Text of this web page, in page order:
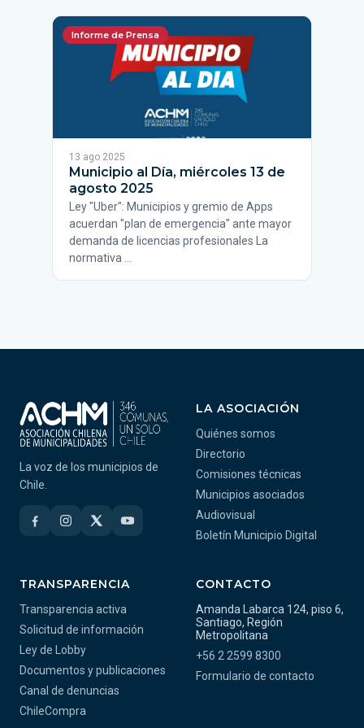
Informe de Prensa
13 ago 2025
Municipio al Día, miércoles 13 de
agosto 2025
Ley "Uber": Municipios y gremio de Apps
acuerdan "plan de emergencia" ante mayor
demanda de licencias profesionales La
normativa …
La voz de los municipios de
Chile.
LA ASOCIACIÓN
Quiénes somos
Directorio
Comisiones técnicas
Municipios asociados
Audiovisual
Boletín Municipio Digital
TRANSPARENCIA
Transparencia activa
Solicitud de información
Ley de Lobby
Documentos y publicaciones
Canal de denuncias
ChileCompra
CONTACTO
Amanda Labarca 124, piso 6,
Santiago, Región
Metropolitana
+56 2 2599 8300
Formulario de contacto